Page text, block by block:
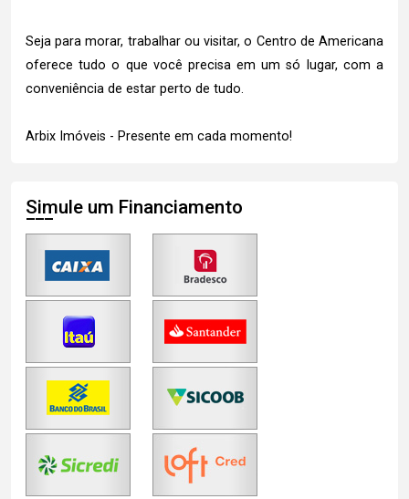
Seja para morar, trabalhar ou visitar, o Centro de Americana
oferece tudo o que você precisa em um só lugar, com a
conveniência de estar perto de tudo.
Arbix Imóveis - Presente em cada momento!
Simule um Financiamento